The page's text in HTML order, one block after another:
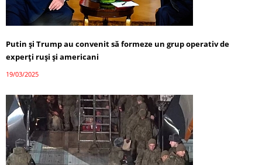
Putin și Trump au convenit să formeze un grup operativ de
experți ruși și americani
19/03/2025